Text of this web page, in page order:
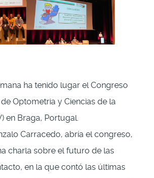
ha tenido lugar el Congreso
Optometria y Ciencias de la
en Braga, Portugal.
Carracedo, abría el congreso,
charla sobre el futuro de las
en la que contó las últimas